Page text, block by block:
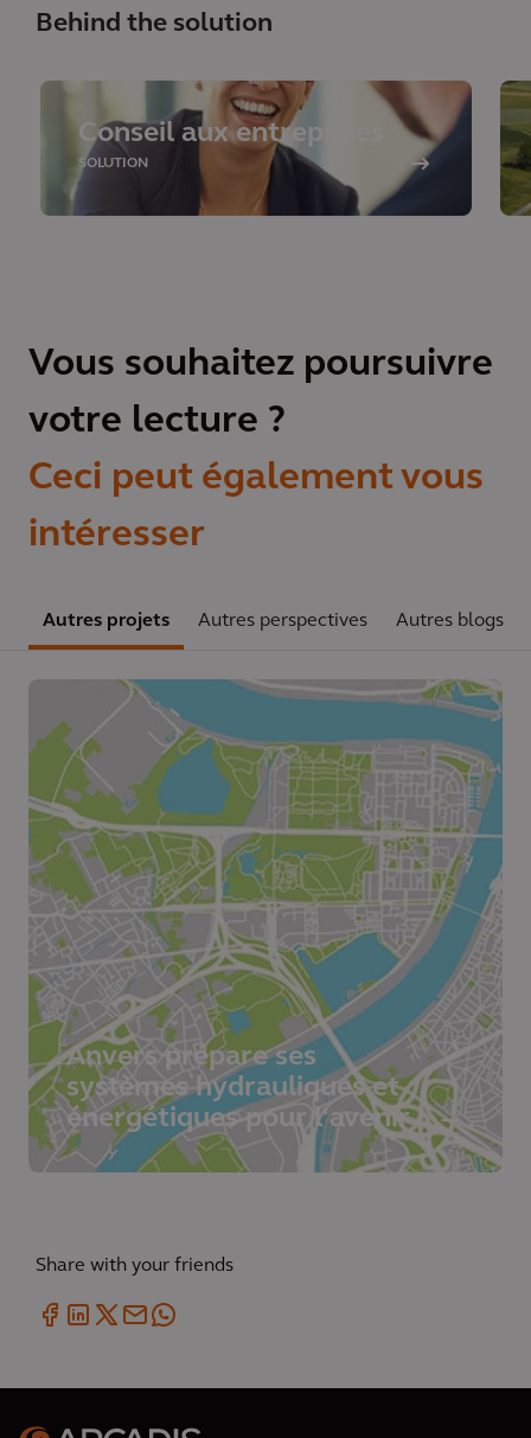
Behind the solution
Conseil aux entreprises
SOLUTION
Vous souhaitez poursuivre
votre lecture ?
Ceci peut également vous
intéresser
Autres projets Autres perspectives Autres blogs
Anvers prépare ses
systèmes hydrauliques et
énergétiques pour l'avenir
Share with your friends